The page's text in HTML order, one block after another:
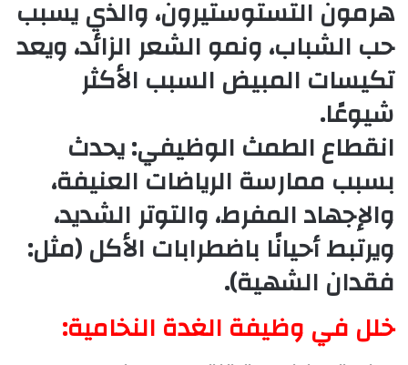
هرمون التستوستيرون، والذي يسبب
حب الشباب، ونمو الشعر الزائد، ويعد
تكيسات المبيض السبب الأكثر
شيوعًا.
انقطاع الطمث الوظيفي: يحدث
بسبب ممارسة الرياضات العنيفة،
والإجهاد المفرط، والتوتر الشديد،
ويرتبط أحيانًا باضطرابات الأكل (مثل:
فقدان الشهية).
خلل في وظيفة الغدة النخامية: